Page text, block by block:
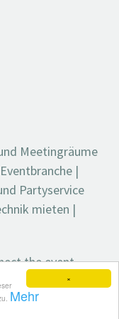
×
Mehr
Meetingräume
|
Partyservice
mieten |
the event
/
und mehr